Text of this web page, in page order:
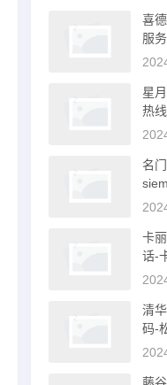
喜
服
务
星
热
电话
名
卡
话-
清
码-